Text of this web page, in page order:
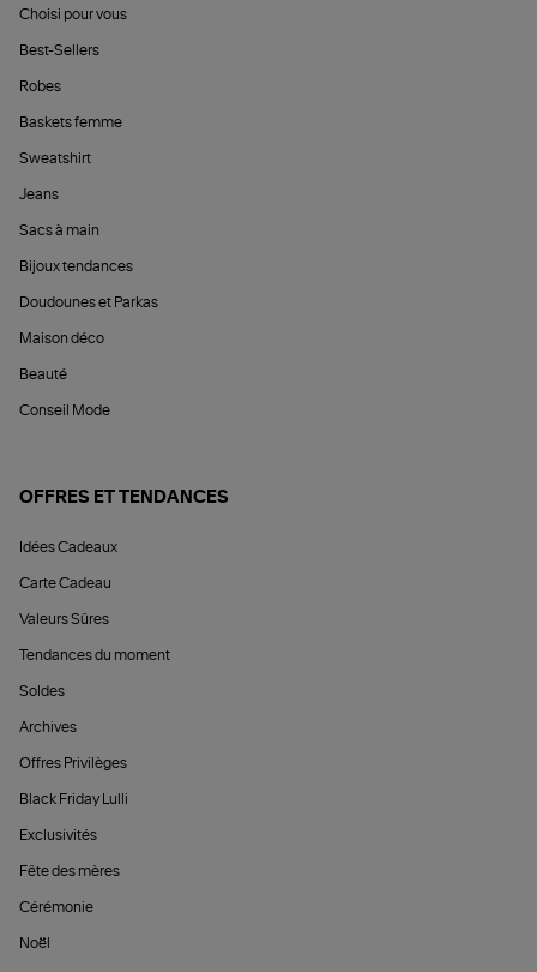
Choisi pour vous
Best-Sellers
Robes
Baskets femme
Sweatshirt
Jeans
Sacs à main
Bijoux tendances
Doudounes et Parkas
Maison déco
Beauté
Conseil Mode
OFFRES ET TENDANCES
Idées Cadeaux
Carte Cadeau
Valeurs Sûres
Tendances du moment
Soldes
Archives
Offres Privilèges
Black Friday Lulli
Exclusivités
Fête des mères
Cérémonie
Noël